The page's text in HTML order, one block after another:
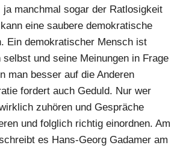
manchmal sogar der Ratlosigkeit
eine saubere demokratische
Ein demokratischer Mensch ist
und seine Meinungen in Frage
man besser auf die Anderen
fordert auch Geduld. Nur wer
zuhören und Gespräche
und folglich richtig einordnen. Am
es Hans-Georg Gadamer am